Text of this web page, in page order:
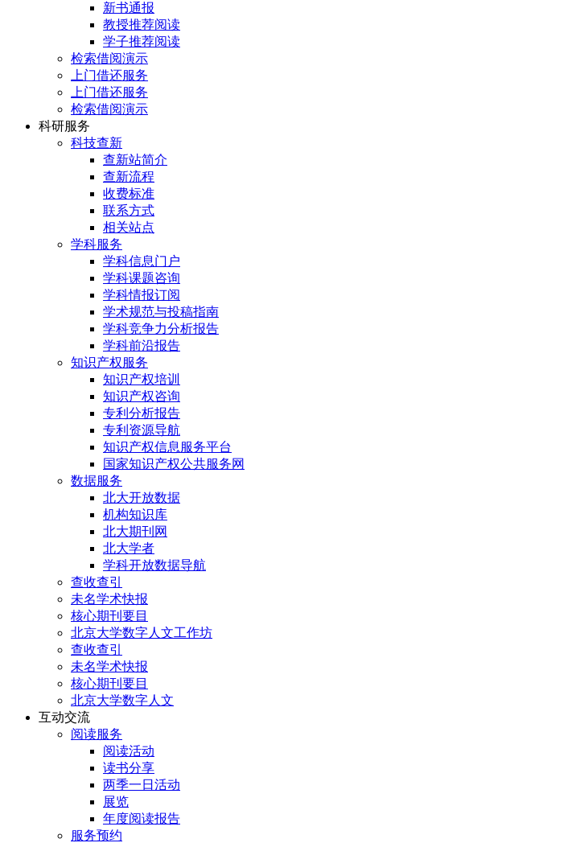
新书通报
教授推荐阅读
学子推荐阅读
检索借阅演示
上门借还服务
上门借还服务
检索借阅演示
科研服务
科技查新
查新站简介
查新流程
收费标准
联系方式
相关站点
学科服务
学科信息门户
学科课题咨询
学科情报订阅
学术规范与投稿指南
学科竞争力分析报告
学科前沿报告
知识产权服务
知识产权培训
知识产权咨询
专利分析报告
专利资源导航
知识产权信息服务平台
国家知识产权公共服务网
数据服务
北大开放数据
机构知识库
北大期刊网
北大学者
学科开放数据导航
查收查引
未名学术快报
核心期刊要目
北京大学数字人文工作坊
查收查引
未名学术快报
核心期刊要目
北京大学数字人文
互动交流
阅读服务
阅读活动
读书分享
两季一日活动
展览
年度阅读报告
服务预约